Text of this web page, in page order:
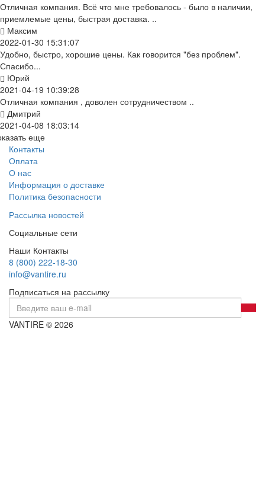
Отличная компания. Всё что мне требовалось - было в наличии,
приемлемые цены, быстрая доставка. ..
Максим
2022-01-30 15:31:07
Удобно, быстро, хорошие цены. Как говорится "без проблем".
Спасибо...
Юрий
2021-04-19 10:39:28
Отличная компания , доволен сотрудничеством ..
Дмитрий
2021-04-08 18:03:14
еще
Контакты
Оплата
О нас
Информация о доставке
Политика безопасности
Рассылка новостей
Социальные сети
Наши Контакты
8 (800) 222-18-30
info@vantire.ru
Подписаться на рассылку
VANTIRE © 2026